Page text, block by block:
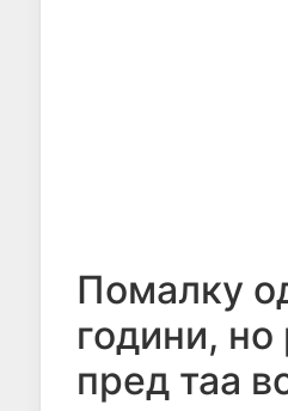
Помалку
години,
пред таа